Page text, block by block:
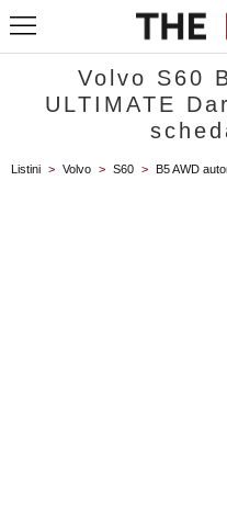
Volvo S60
ULTIMATE
Listini > Volvo > S60 > B5 AWD